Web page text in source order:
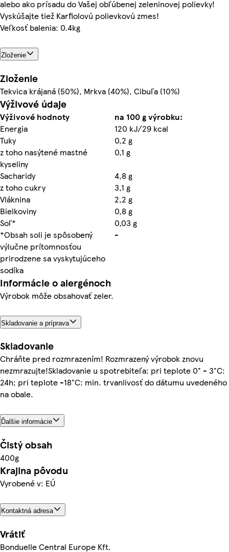
alebo ako prísadu do Vašej obľúbenej zeleninovej polievky!
Vyskúšajte tiež Karfiolovú polievkovú zmes!
Veľkosť balenia: 0.4kg
Zloženie
Zloženie
Tekvica krájaná (50%), Mrkva (40%), Cibuľa (10%)
Výživové údaje
Výživové hodnoty
na 100 g výrobku:
Energia
120 kJ/29 kcal
Tuky
0,2 g
z toho nasýtené mastné
kyseliny
0,1 g
Sacharidy
4,8 g
z toho cukry
3,1 g
Vláknina
2,2 g
Bielkoviny
0,8 g
Soľ*
0,03 g
*Obsah soli je spôsobený
výlučne prítomnosťou
prirodzene sa vyskytujúceho
sodíka
-
Informácie o alergénoch
Výrobok môže obsahovať zeler.
Skladovanie a príprava
Skladovanie
Chráňte pred rozmrazením! Rozmrazený výrobok znovu
nezmrazujte!Skladovanie u spotrebiteľa: pri teplote 0° - 3°C:
24h; pri teplote -18°C: min. trvanlivosť do dátumu uvedeného
na obale.
Ďalšie informácie
Čistý obsah
400g
Krajina pôvodu
Vyrobené v: EÚ
Kontaktná adresa
Vrátiť
Bonduelle Central Europe Kft.